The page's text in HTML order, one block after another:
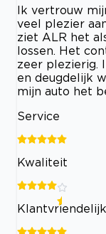
Ik vertrouw
veel plezier
ziet ALR het
lossen. Het
zeer plezierig.
en deugdelijk
mijn auto het
Service
Kwaliteit